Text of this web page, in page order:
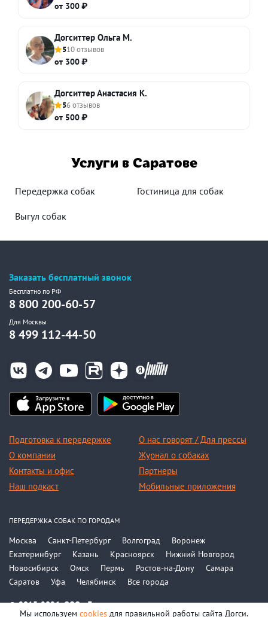
от 300 ₽
Догситтер Ольга М.
510 отзывов
от 300 ₽
Догситтер Анастасия К.
56 отзывов
от 500 ₽
Услуги в Саратове
Передержка собак Гостиница для собак
Выгул собак
Заказать бесплатный звонок
Бесплатно по РФ
8 800 200-60-57
Для Москвы
8 499 112-44-50
Подготовка к передержке
О компании
Контакты и офис
Наш подкаст
О нас говорят / Для прессы
Журнал о собаках
Партнеры
Мобильные приложения
© 2015-2026, ООО «Догси»
ПЕРЕДЕРЖКА СОБАК ПО ГОРОДАМ
Москва Санкт-Петербург Волгоград
Воронеж
Екатеринбург
Казань Красноярск
Нижний Новгород
Новосибирск
Омск Пермь Ростов-на-Дону
Самара
Саратов
Уфа Челябинск Все города
Мы используем cookies для правильной работы сайта Догси.